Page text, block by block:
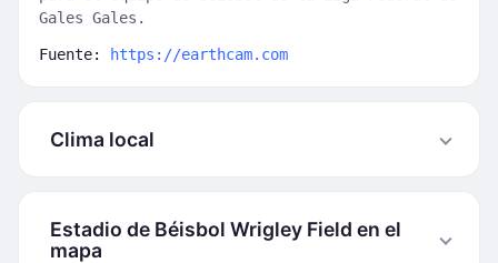
Gales Gales.
Fuente: https://earthcam.com
Clima local
Estadio de Béisbol Wrigley Field en el
mapa